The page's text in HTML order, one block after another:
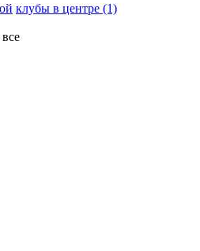
клубы в центре (1)